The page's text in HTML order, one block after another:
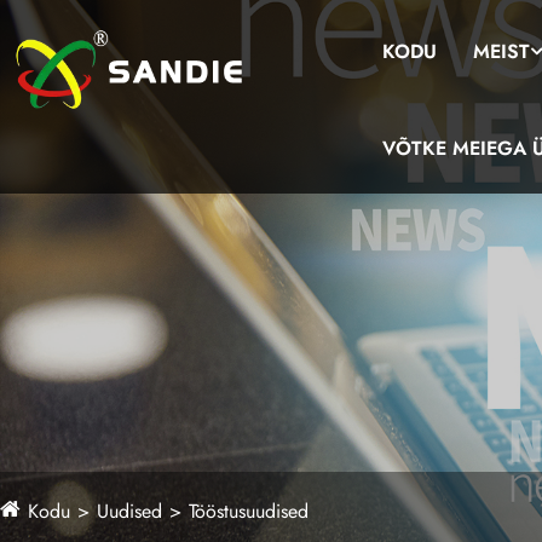
KODU MEIST
VÕTKE MEIEGA
Kodu Uudised Tööstusuudised